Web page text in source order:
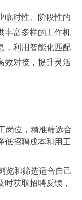
临时性、阶段性的
丰富多样的工作机
，利用智能化匹配
效对接，提升灵活
岗位，精准筛选合
低招聘成本和用工
览和筛选适合自己
获取招聘反馈，